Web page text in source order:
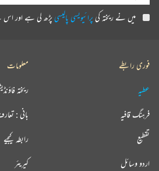
میں نے ریختہ کیپرائیویسی پالیسیپڑھ لی ہے اور
فوری رابطے
عطیہ
فرہنگ قافیہ
تقطیع
اردو وسائل
معلومات
ریختہ
بانی :
رابطہ کیجیے
کیریئر